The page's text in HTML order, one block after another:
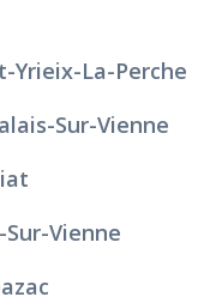
Yrieix-La-Perche
Sur-Vienne
Vienne